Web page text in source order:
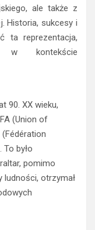
ale także z
Historia, sukcesy i
ta reprezentacja,
w kontekście
90. XX wieku,
(Union of
było
pomimo
ludności, otrzymał